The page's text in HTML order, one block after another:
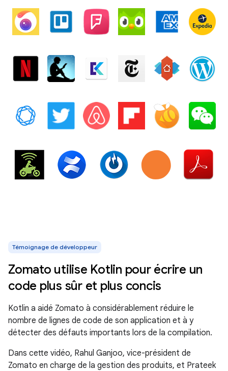
Témoignage de développeur
Zomato utilise Kotlin pour écrire un
code plus sûr et plus concis
Kotlin a aidé Zomato à considérablement réduire le
nombre de lignes de code de son application et à y
détecter des défauts importants lors de la compilation.
Dans cette vidéo, Rahul Ganjoo, vice-président de
Zomato en charge de la gestion des produits, et Prateek